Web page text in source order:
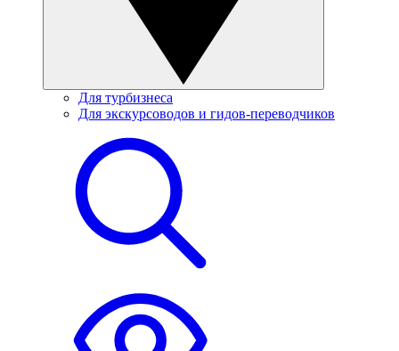
Для турбизнеса
Для экскурсоводов и гидов-переводчиков